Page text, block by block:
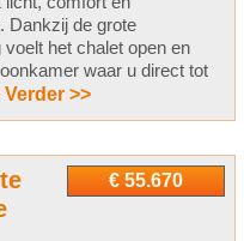
Dankzij de grote
het chalet open en
waar u direct tot
Verder >>
€ 55.670